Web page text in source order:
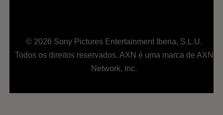
© 2026 Sony Pictures Entertainment Iberia, S.L.U.
Todos os direitos reservados. AXN é uma marca de AXN
Network, Inc.